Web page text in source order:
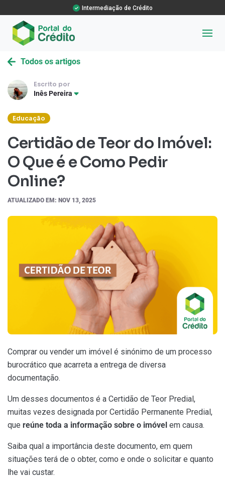
Intermediação de Crédito
Todos os artigos
Escrito por
Inês Pereira
Educação
Certidão de Teor do Imóvel:
O Que é e Como Pedir
Online?
ATUALIZADO EM: NOV 13, 2025
Comprar ou vender um imóvel é sinónimo de um processo
burocrático que acarreta a entrega de diversa
documentação.
Um desses documentos é a Certidão de Teor Predial,
muitas vezes designada por Certidão Permanente Predial,
que reúne toda a informação sobre o imóvel em causa.
Saiba qual a importância deste documento, em quem
situações terá de o obter, como e onde o solicitar e quanto
lhe vai custar.